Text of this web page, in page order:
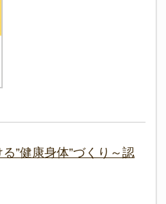
”健康身体”づくり～認